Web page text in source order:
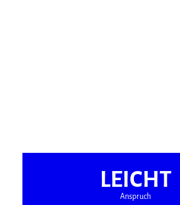
LEICHT
Anspruch